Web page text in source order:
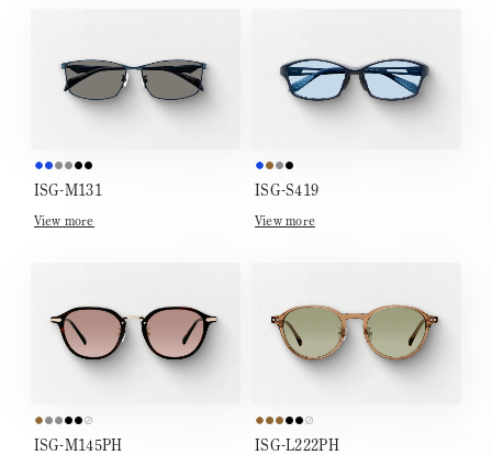
ISG-M131
View more
ISG-S419
View more
ISG-M145PH ISG-L222PH